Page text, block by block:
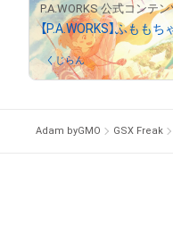
くじらんさんが保有中
Adam byGMO GSX Freak